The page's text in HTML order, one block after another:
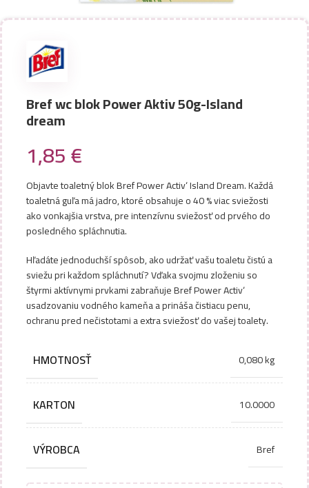
Bref wc blok Power Aktiv 50g-Island
dream
1,85€
Objavte toaletný blok Bref Power Activ‘ Island Dream. Každá
toaletná guľa má jadro, ktoré obsahuje o 40 % viac sviežosti
ako vonkajšia vrstva, pre intenzívnu sviežosť od prvého do
posledného spláchnutia.
Hľadáte jednoduchší spôsob, ako udržať vašu toaletu čistú a
sviežu pri každom spláchnutí? Vďaka svojmu zloženiu so
štyrmi aktívnymi prvkami zabraňuje Bref Power Activ‘
usadzovaniu vodného kameňa a prináša čistiacu penu,
ochranu pred nečistotami a extra sviežosť do vašej toalety.
HMOTNOSŤ 0,080 kg
KARTON 10.0000
VÝROBCA Bref